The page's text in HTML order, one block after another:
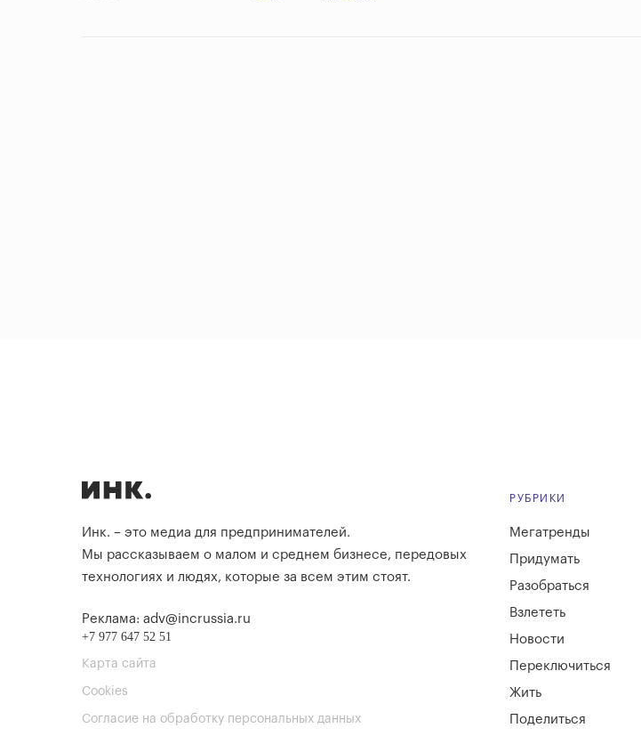
Инк. – это медиа для предпринимателей.
Мы рассказываем о малом и среднем бизнесе, передовых
технологиях и людях, которые за всем этим стоят.
Реклама: adv@incrussia.ru
+7 977 647 52 51
Карта сайта
Cookies
Согласие на обработку персональных данных
РУБРИКИ
Мегатренды
Придумать
Разобраться
Взлететь
Новости
Переключиться
Жить
Поделиться